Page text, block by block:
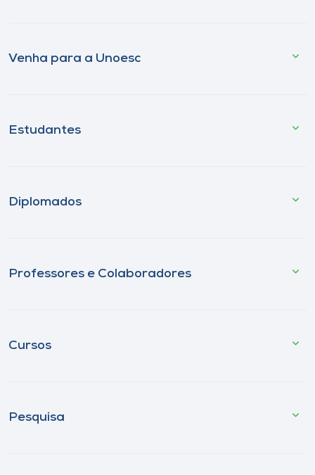
Venha para a Unoesc
Estudantes
Diplomados
Professores e Colaboradores
Cursos
Pesquisa